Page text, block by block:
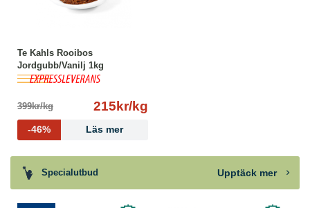
Te Kahls Rooibos
Jordgubb/Vanilj 1kg
399kr/kg 215kr/kg
-46% Läs mer
Specialutbud Upptäck mer